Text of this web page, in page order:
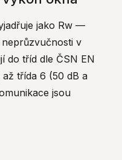
jako Rw —
v
do tříd dle ČSN EN
až třída 6 (50 dB a
jsou